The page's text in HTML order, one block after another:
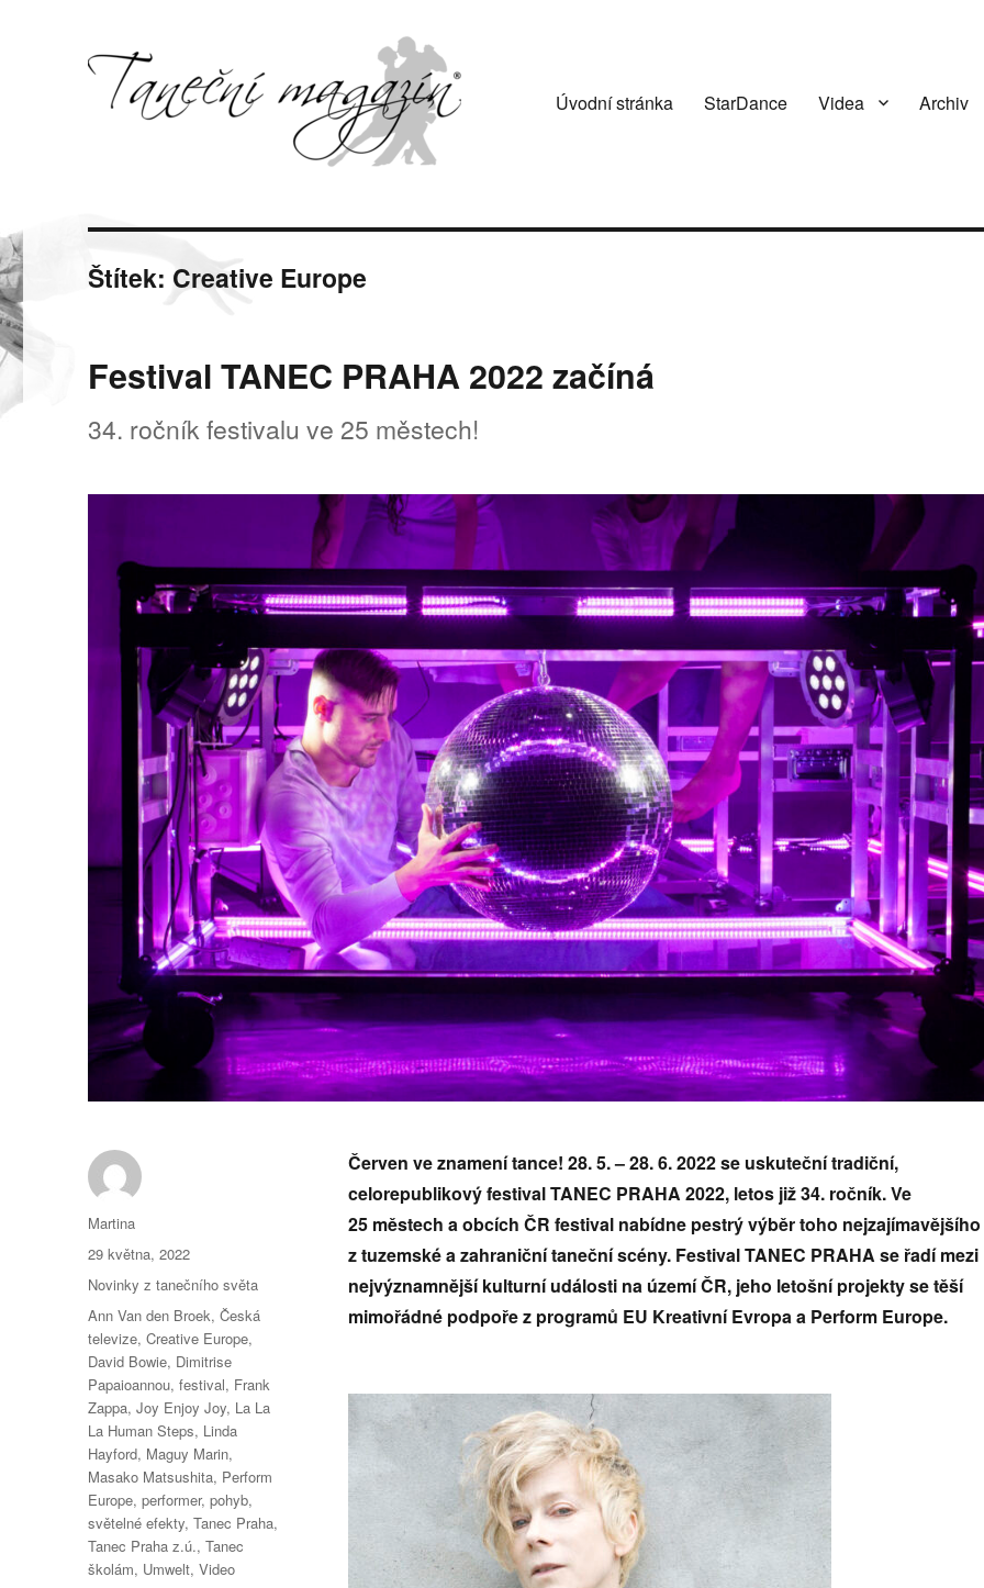
Úvodní stránka StarDance Videa Archiv
Štítek: Creative Europe
Festival TANEC PRAHA 2022 začíná
34. ročník festivalu ve 25 městech!
Červen ve znamení tance! 28. 5. – 28. 6. 2022 se uskuteční tradiční,
celorepublikový festival TANEC PRAHA 2022, letos již 34. ročník. Ve
25 městech a obcích ČR festival nabídne pestrý výběr toho nejzajímavějšího
z tuzemské a zahraniční taneční scény. Festival TANEC PRAHA se řadí mezi
nejvýznamnější kulturní události na území ČR, jeho letošní projekty se těší
mimořádné podpoře z programů EU Kreativní Evropa a Perform Europe.
Autor:
Martina
Publikováno:
29 května, 2022
Rubriky:
Novinky z tanečního světa
Štítky:
Ann Van den Broek,Česká
televize,Creative Europe,
David Bowie, Dimitrise
Papaioannou,festival, Frank
Zappa,Joy Enjoy Joy, La La
La Human Steps, Linda
Hayford, Maguy Marin,
Masako Matsushita, Perform
Europe,performer,pohyb,
světelné efekty,Tanec Praha,
Tanec Praha z.ú.,Tanec
školám, Umwelt,Video